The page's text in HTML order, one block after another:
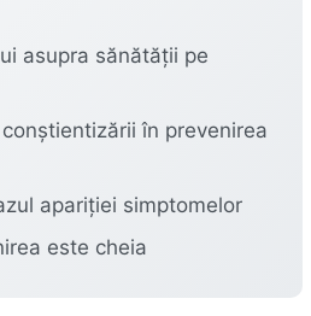
asupra sănătății pe
în prevenirea
apariției simptomelor
este cheia